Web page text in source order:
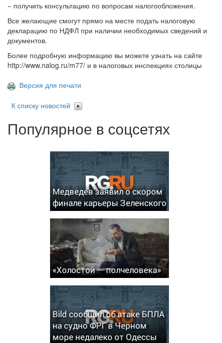
− получить консультацию по вопросам налогообложения.
Все желающие смогут прямо на месте подать налоговую
декларацию по НДФЛ при наличии необходимых сведений и
документов.
Более подробную информацию вы можете узнать на сайте
http://www.nalog.ru/m77/ и в налоговых инспекциях столицы
Версия для печати
К списку новостей
Популярное в соцсетях
Медведев заявил о скором
финале карьеры Зеленского
«Холостой — полчеловека»
Bild сообщил об атаке БПЛА
на судно ФРГ в Черном
море недалеко от Одессы